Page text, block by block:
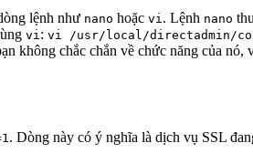
lệnh như nano hoặc vi . Lệnh nano
vi : vi /usr/local/directadmin/
không chắc chắn về chức năng của
. Dòng này có ý nghĩa là dịch vụ SSL